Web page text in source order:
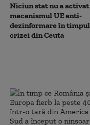
Niciun stat nu a activat
mecanismul UE anti-
dezinformare în timpul
crizei din Ceuta